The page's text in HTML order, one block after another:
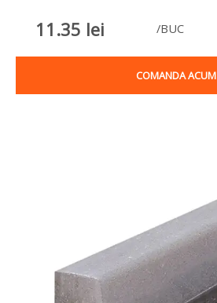
11.35 lei /BUC
COMANDA ACUM